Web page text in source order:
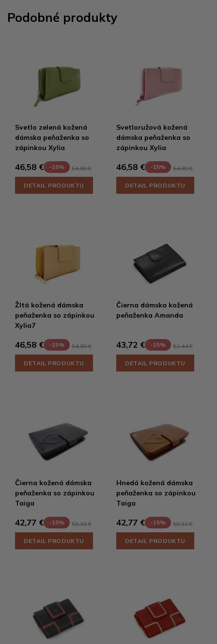
Podobné produkty
Svetlo zelená kožená
dámska peňaženka so
zápinkou Xylia
46,58 € -15% 54,80 €
DETAIL PRODUKTU
Svetloružová kožená
dámska peňaženka so
zápinkou Xylia
46,58 € -15% 54,80 €
DETAIL PRODUKTU
Žltá kožená dámska
peňaženka so zápinkou
Xylia7
46,58 € -15% 54,80 €
DETAIL PRODUKTU
Čierna dámska kožená
peňaženka Amanda
43,72 € -15% 51,44 €
DETAIL PRODUKTU
Čierna kožená dámska
peňaženka so zápinkou
Taiga
42,77 € -15% 50,32 €
DETAIL PRODUKTU
Hnedá kožená dámska
peňaženka so zápinkou
Taiga
42,77 € -15% 50,32 €
DETAIL PRODUKTU